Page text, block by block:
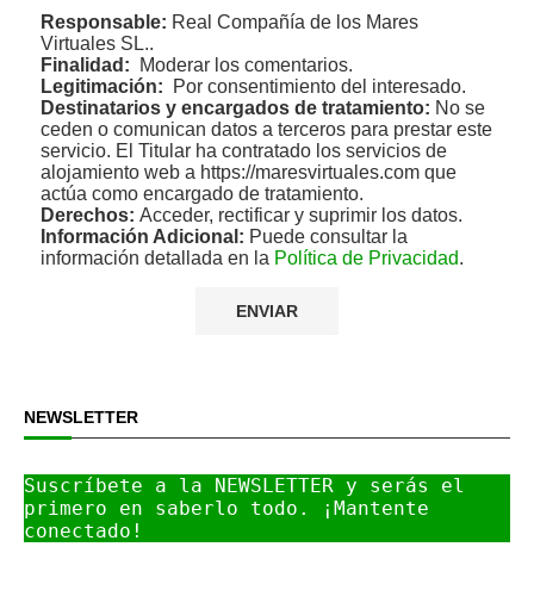
Responsable: Real Compañía de los Mares
Virtuales SL..
Finalidad: Moderar los comentarios.
Legitimación: Por consentimiento del interesado.
Destinatarios y encargados de tratamiento: No se
ceden o comunican datos a terceros para prestar este
servicio. El Titular ha contratado los servicios de
alojamiento web a https://maresvirtuales.com que
actúa como encargado de tratamiento.
Derechos: Acceder, rectificar y suprimir los datos.
Información Adicional: Puede consultar la
información detallada en la Política de Privacidad.
NEWSLETTER
Suscríbete a la NEWSLETTER y serás el
primero en saberlo todo. ¡Mantente
conectado!